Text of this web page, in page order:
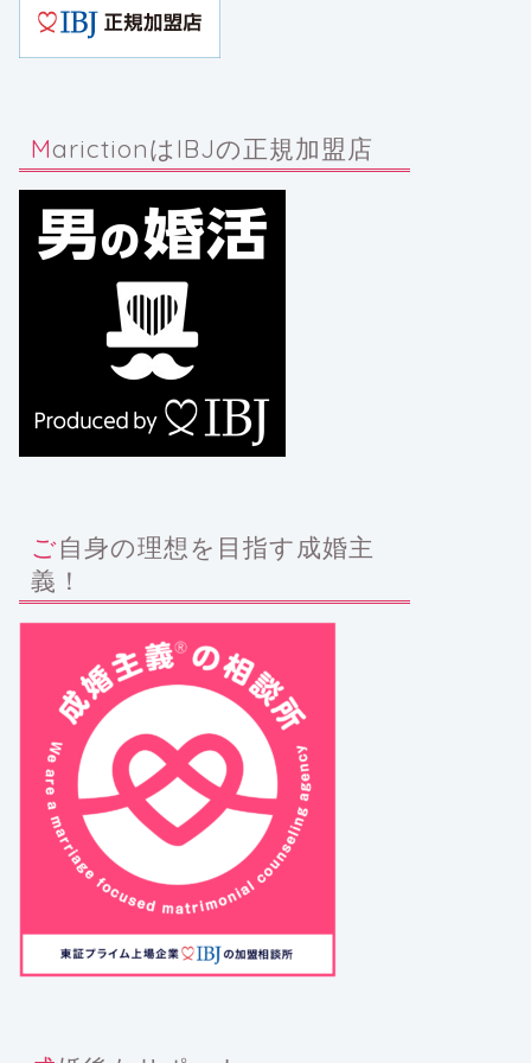
MarictionはIBJの正規加盟店
ご自身の理想を目指す成婚主
義！